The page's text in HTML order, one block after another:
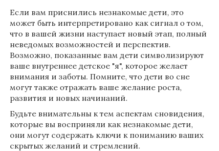
Если вам приснились незнакомые дети, это
может быть интерпретировано как сигнал о том,
что в вашей жизни наступает новый этап, полный
неведомых возможностей и перспектив.
Возможно, показанные вам дети символизируют
ваше внутреннее детское "я", которое желает
внимания и заботы. Помните, что дети во сне
могут также отражать ваше желание роста,
развития и новых начинаний.
Будьте внимательны к тем аспектам сновидения,
которые вы восприняли как незнакомые дети,
они могут содержать ключи к пониманию ваших
скрытых желаний и стремлений.